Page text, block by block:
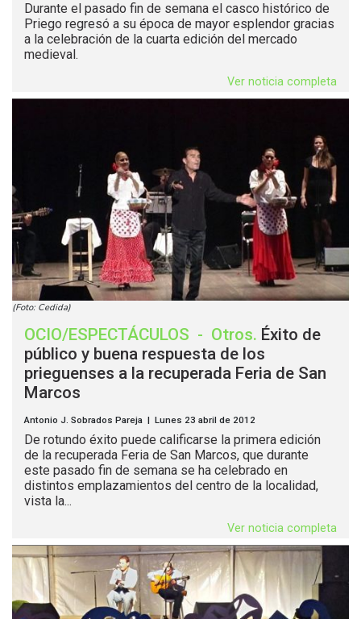
Durante el pasado fin de semana el casco histórico de
Priego regresó a su época de mayor esplendor gracias
a la celebración de la cuarta edición del mercado
medieval.
Ver noticia completa
(Foto: Cedida)
OCIO/ESPECTÁCULOS - Otros. Éxito de
público y buena respuesta de los
prieguenses a la recuperada Feria de San
Marcos
Antonio J. Sobrados Pareja | Lunes 23 abril de 2012
De rotundo éxito puede calificarse la primera edición
de la recuperada Feria de San Marcos, que durante
este pasado fin de semana se ha celebrado en
distintos emplazamientos del centro de la localidad,
vista la...
Ver noticia completa